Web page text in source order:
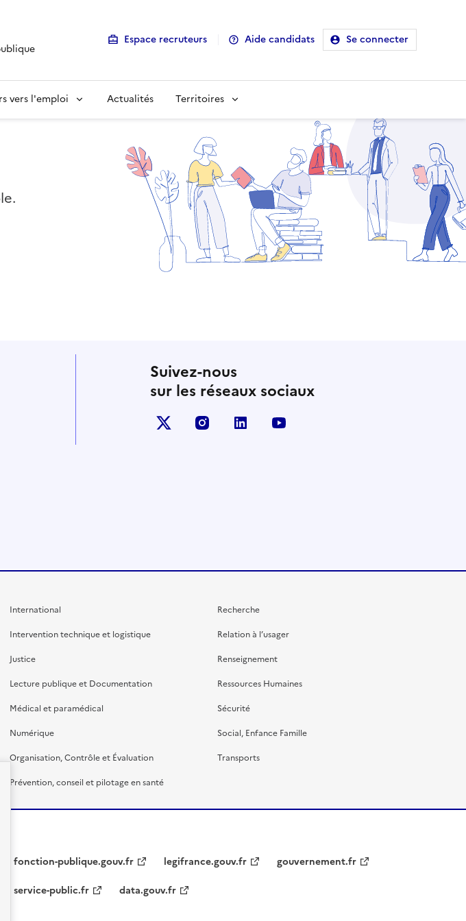
Espace recruteurs Aide candidats Se connecter
vers l'emploi Actualités Territoires
Suivez-nous
sur les réseaux sociaux
X (anciennement Twitter)
instagramlinkedin
International
Intervention technique et logistique
Justice
Lecture publique et Documentation
Médical et paramédical
Numérique
Organisation, Contrôle et Évaluation
Prévention, conseil et pilotage en santé
Recherche
Relation à l’usager
Renseignement
Ressources Humaines
Sécurité
Social, Enfance Famille
Transports
fonction-publique.gouv.fr legifrance.gouv.fr
gouvernement.fr
service-public.fr
data.gouv.fr